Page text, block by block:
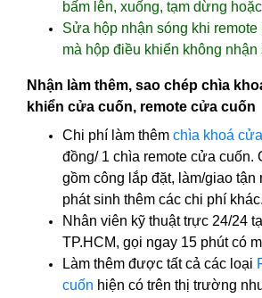
bấm lên, xuống, tạm dừng
Sửa hộp nhận sóng khi remote
mà hộp điều khiển không nhận
Nhận làm thêm, sao chép chìa
khiển cửa cuốn, remote cửa cuốn
Chi phí làm thêm chìa khoá
đồng/ 1 chìa remote cửa cuốn.
gồm công lắp đặt, làm/giao tận
phát sinh thêm các chi phí khác.
Nhân viên kỹ thuật trực 24/24
TP.HCM, gọi ngay 15 phút có
Làm thêm được tất cả các loại
cuốn hiện có trên thị trường